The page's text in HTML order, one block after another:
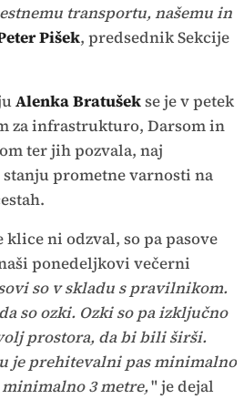
transportu, našemu in
Pišek, predsednik Sekcije
Alenka Bratušekse je v petek
za infrastrukturo, Darsom in
ter jih pozvala, naj
prometne varnosti na
klice ni odzval, so pa pasove
ponedeljkovi večerni
so v skladu s pravilnikom.
so ozki. Ozki so pa izključno
prostora, da bi bili širši.
je prehitevalni pas minimalno
minimalno 3 metre," je dejal